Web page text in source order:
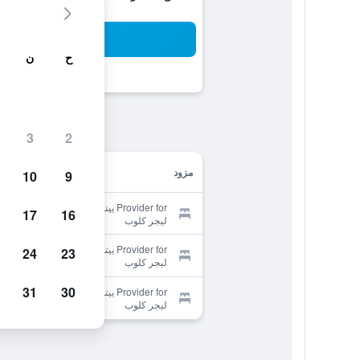
مزود
Provider for ييتس كانتري هوتل، سبا آند
ليجر كلوب
Provider for ييتس كانتري هوتل، سبا آند
ليجر كلوب
Provider for ييتس كانتري هوتل، سبا آند
ليجر كلوب
ح ن
2
3
9
10
16
17
23
24
30
31